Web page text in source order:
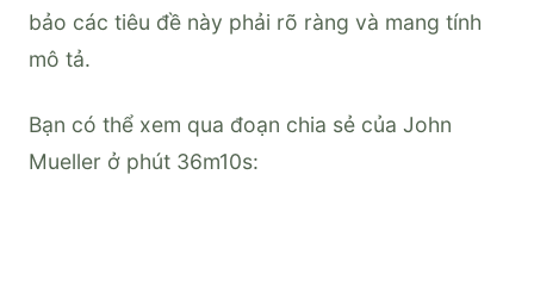
bảo các tiêu đề này phải rõ ràng và mang tính
mô tả.
Bạn có thể xem qua đoạn chia sẻ của John
Mueller ở phút 36m10s: